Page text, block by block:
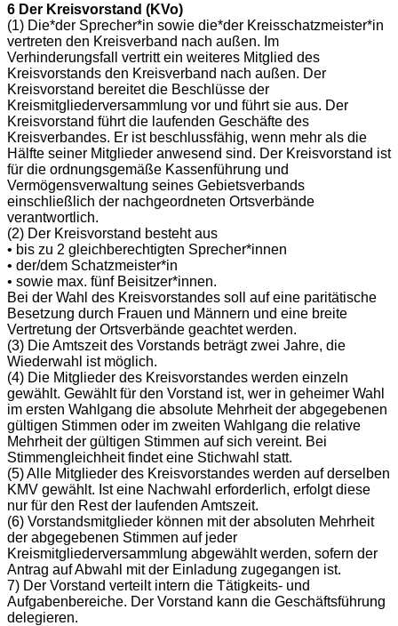
6 Der Kreisvorstand (KVo)
(1) Die*der Sprecher*in sowie die*der Kreisschatzmeister*in
vertreten den Kreisverband nach außen. Im
Verhinderungsfall vertritt ein weiteres Mitglied des
Kreisvorstands den Kreisverband nach außen. Der
Kreisvorstand bereitet die Beschlüsse der
Kreismitgliederversammlung vor und führt sie aus. Der
Kreisvorstand führt die laufenden Geschäfte des
Kreisverbandes. Er ist beschlussfähig, wenn mehr als die
Hälfte seiner Mitglieder anwesend sind. Der Kreisvorstand ist
für die ordnungsgemäße Kassenführung und
Vermögensverwaltung seines Gebietsverbands
einschließlich der nachgeordneten Ortsverbände
verantwortlich.
(2) Der Kreisvorstand besteht aus
• bis zu 2 gleichberechtigten Sprecher*innen
• der/dem Schatzmeister*in
• sowie max. fünf Beisitzer*innen.
Bei der Wahl des Kreisvorstandes soll auf eine paritätische
Besetzung durch Frauen und Männern und eine breite
Vertretung der Ortsverbände geachtet werden.
(3) Die Amtszeit des Vorstands beträgt zwei Jahre, die
Wiederwahl ist möglich.
(4) Die Mitglieder des Kreisvorstandes werden einzeln
gewählt. Gewählt für den Vorstand ist, wer in geheimer Wahl
im ersten Wahlgang die absolute Mehrheit der abgegebenen
gültigen Stimmen oder im zweiten Wahlgang die relative
Mehrheit der gültigen Stimmen auf sich vereint. Bei
Stimmengleichheit findet eine Stichwahl statt.
(5) Alle Mitglieder des Kreisvorstandes werden auf derselben
KMV gewählt. Ist eine Nachwahl erforderlich, erfolgt diese
nur für den Rest der laufenden Amtszeit.
(6) Vorstandsmitglieder können mit der absoluten Mehrheit
der abgegebenen Stimmen auf jeder
Kreismitgliederversammlung abgewählt werden, sofern der
Antrag auf Abwahl mit der Einladung zugegangen ist.
7) Der Vorstand verteilt intern die Tätigkeits- und
Aufgabenbereiche. Der Vorstand kann die Geschäftsführung
delegieren.